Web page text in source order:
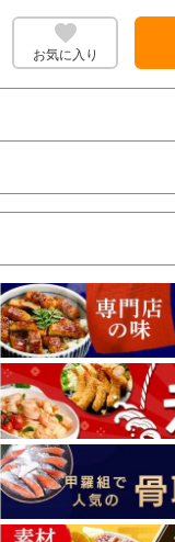
お気に入り